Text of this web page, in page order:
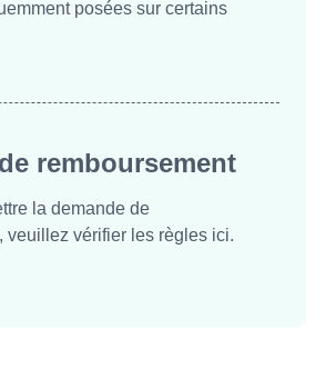
posées sur certains
remboursement
la demande de
veuillez vérifier les règles ici.